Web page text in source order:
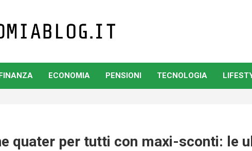
ECONOMIA PENSIONI TECNOLOGIA
quater per tutti con maxi-sconti: le